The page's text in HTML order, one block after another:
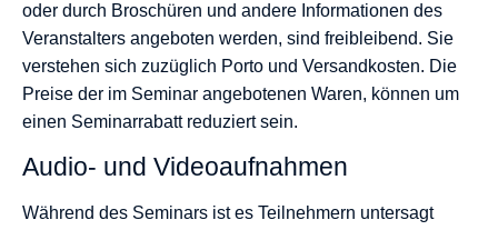
oder durch Broschüren und andere Informationen des
Veranstalters angeboten werden, sind freibleibend. Sie
verstehen sich zuzüglich Porto und Versandkosten. Die
Preise der im Seminar angebotenen Waren, können um
einen Seminarrabatt reduziert sein.
Audio- und Videoaufnahmen
Während des Seminars ist es Teilnehmern untersagt